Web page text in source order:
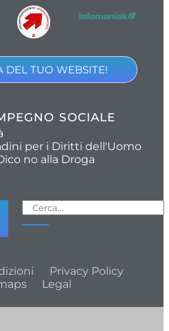
DEL TUO WEBSITE!
SOCIALE
per i Diritti dell'Uomo
no alla Droga
Privacy Policy
Legal